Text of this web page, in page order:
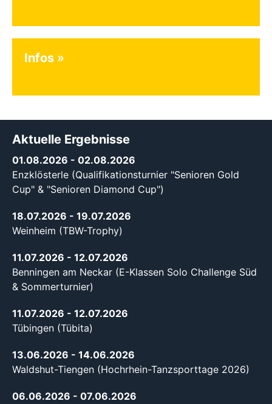
Infos
Aktuelle Ergebnisse
01.08.2026 - 02.08.2026
Enzklösterle (Qualifikationsturnier "Senioren Gold
Cup" & "Senioren Diamond Cup")
18.07.2026 - 19.07.2026
Weinheim (TBW-Trophy)
11.07.2026 - 12.07.2026
Benningen am Neckar (E-Klassen Solo Challenge Süd
& Sommerturnier)
11.07.2026 - 12.07.2026
Tübingen (Tübita)
13.06.2026 - 14.06.2026
Waldshut-Tiengen (Hochrhein-Tanzsporttage 2026)
06.06.2026 - 07.06.2026